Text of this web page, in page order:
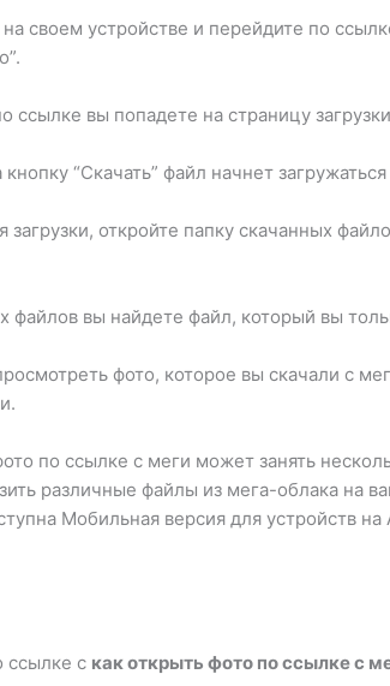
на своем устройстве и перейдите по
ссылке вы попадете на страницу
“Скачать” файл начнет
откройте папку скачанных
файлов вы найдете файл, который вы
фото, которое вы скачали с
по ссылке с меги может занять
различные файлы из мега-облака на
Мобильная версия для устройств
ссылке с как открыть фото по ссылке с